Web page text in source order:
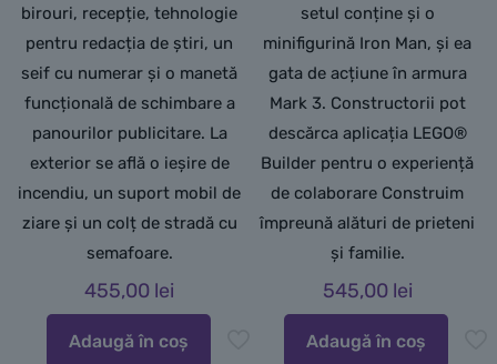
birouri, recepție, tehnologie
pentru redacția de știri, un
seif cu numerar și o manetă
funcțională de schimbare a
panourilor publicitare. La
exterior se află o ieșire de
incendiu, un suport mobil de
ziare și un colț de stradă cu
semafoare.
455,00 lei
Adaugă în coș
setul conține și o
minifigurină Iron Man, și ea
gata de acțiune în armura
Mark 3. Constructorii pot
descărca aplicația LEGO®
Builder pentru o experiență
de colaborare Construim
împreună alături de prieteni
și familie.
545,00 lei
Adaugă în coș